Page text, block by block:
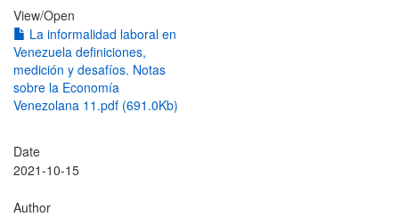
View/Open
La informalidad laboral en
Venezuela definiciones,
medición y desafíos. Notas
sobre la Economía
Venezolana 11.pdf (691.0Kb)
Date
2021-10-15
Author